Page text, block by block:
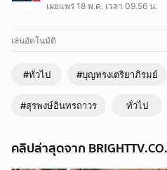
เผยแพร่ 18 พ.ค. เวลา 09.56 น.
เล่นอัตโนมัติ
#ทั่วไป #บุญทรงเตริยาภิรมย์
#สุรพงษ์อินทรถาวร ทั่วไป
คลิปล่าสุดจาก